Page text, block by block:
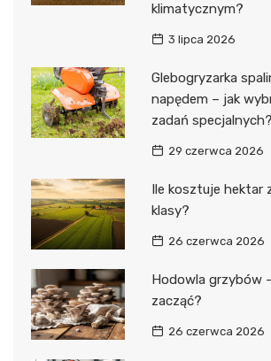
klimatycznym?
3 lipca 2026
Glebogryzarka
napędem – jak
zadań specjalnych?
29 czerwca 2026
Ile kosztuje hektar
klasy?
26 czerwca 2026
Hodowla grzybów
zacząć?
26 czerwca 2026